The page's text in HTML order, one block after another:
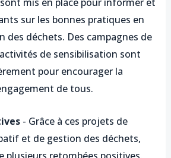
sur les bonnes pratiques en
des déchets. Des campagnes de
de sensibilisation sont
pour encourager la
de tous.
- Grâce à ces projets de
et de gestion des déchets,